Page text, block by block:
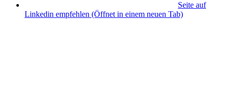
Seite auf
Linkedin empfehlen (Öffnet in einem neuen Tab)